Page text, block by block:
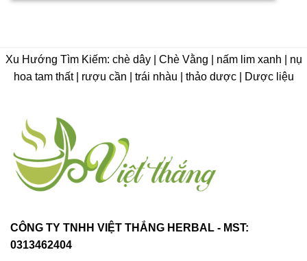
Xu Hướng Tìm Kiếm: chè dây | Chè Vằng | nấm lim xanh | nụ
hoa tam thất | rượu cần | trái nhàu | thảo dược | Dược liệu
CÔNG TY TNHH VIỆT THẮNG HERBAL - MST:
0313462404